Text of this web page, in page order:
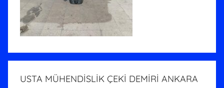
USTA MÜHENDİSLİK ÇEKİ DEMİRİ ANKARA